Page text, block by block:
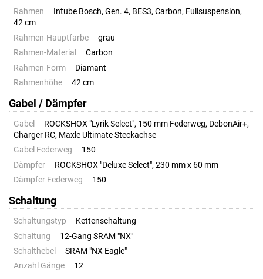
Rahmen
Intube Bosch, Gen. 4, BES3, Carbon, Fullsuspension,
42 cm
Rahmen-Hauptfarbe
grau
Rahmen-Material
Carbon
Rahmen-Form
Diamant
Rahmenhöhe
42 cm
Gabel / Dämpfer
Gabel
ROCKSHOX "Lyrik Select", 150 mm Federweg, DebonAir+,
Charger RC, Maxle Ultimate Steckachse
Gabel Federweg
150
Dämpfer
ROCKSHOX "Deluxe Select", 230 mm x 60 mm
Dämpfer Federweg
150
Schaltung
Schaltungstyp
Kettenschaltung
Schaltung
12-Gang SRAM "NX"
Schalthebel
SRAM "NX Eagle"
Anzahl Gänge
12